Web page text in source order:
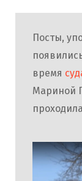
Посты,
время
Мариной